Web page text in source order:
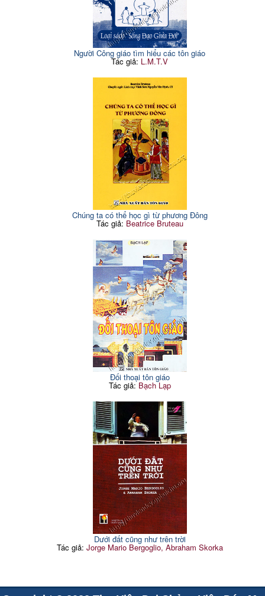
Người Công giáo tìm hiểu các tôn giáo
Tác giả: L.M.T.V
Chúng ta có thể học gì từ phương Đông
Tác giả: Beatrice Bruteau
Đối thoại tôn giáo
Tác giả:Bạch Lạp
Dưới đất cũng như trên trời
Tác giả: Jorge Mario Bergoglio, Abraham Skorka